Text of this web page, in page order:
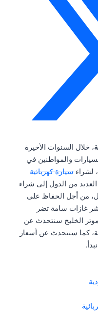
، خلال السنوات الأخيرة
والمواطنين في
لشراء سيارة كهربائية
من الدول إلى شراء
من أجل الحفاظ على
غازات سامة تضر
موتر الخليج سنتحدث عن
كما سنتحدث عن أسعار